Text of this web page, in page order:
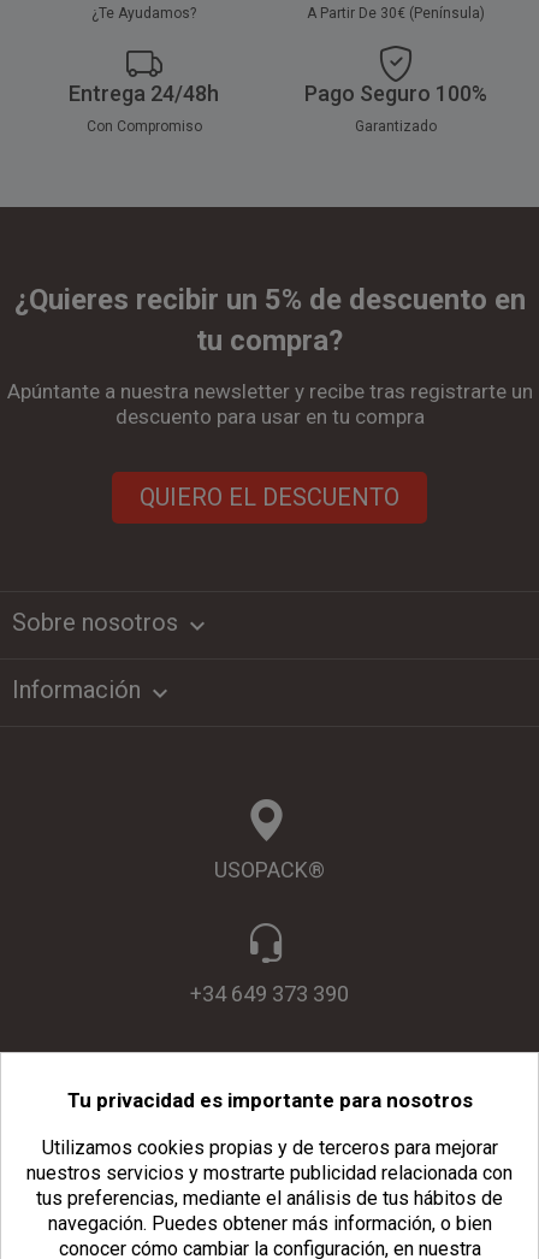
¿Te Ayudamos? A Partir De 30€ (Península)
Entrega 24/48h
Con Compromiso
Pago Seguro 100%
Garantizado
¿Quieres recibir un 5% de descuento en
tu compra?
Apúntante a nuestra newsletter y recibe tras registrarte un
descuento para usar en tu compra
QUIERO EL DESCUENTO
Sobre nosotros keyboard_arrow_down
Información 
USOPACK®
+34 649 373 390
info@usopack.com
Tu privacidad es importante para nosotros
Utilizamos cookies propias y de terceros para mejorar
nuestros servicios y mostrarte publicidad relacionada con
tus preferencias, mediante el análisis de tus hábitos de
navegación. Puedes obtener más información, o bien
conocer cómo cambiar la configuración, en nuestra